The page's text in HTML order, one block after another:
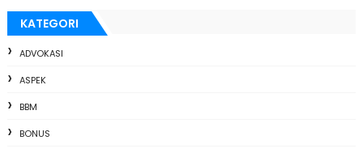
KATEGORI
ADVOKASI
ASPEK
BBM
BONUS